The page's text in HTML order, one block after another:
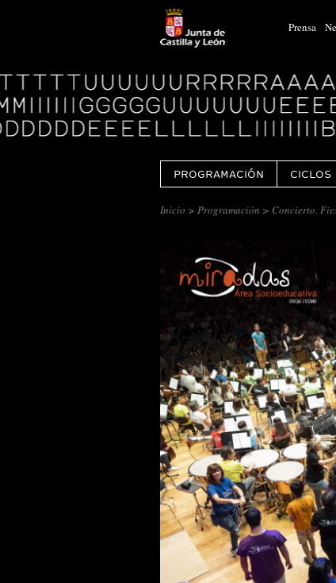
Prensa
Logo
Centro
Cultural
Miguel
Delibes
PROGRAMACIÓN CICLOS
Inicio > Programación > Concierto.